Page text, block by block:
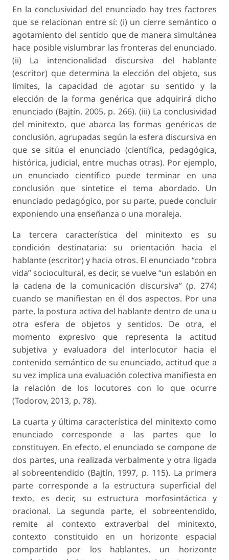
En la conclusividad del enunciado hay tres factores
que se relacionan entre sí: (i) un cierre semántico o
agotamiento del sentido que de manera simultánea
hace posible vislumbrar las fronteras del enunciado.
(ii) La intencionalidad discursiva del hablante
(escritor) que determina la elección del objeto, sus
límites, la capacidad de agotar su sentido y la
elección de la forma genérica que adquirirá dicho
enunciado (Bajtín, 2005, p. 266). (iii) La conclusividad
del minitexto, que abarca las formas genéricas de
conclusión, agrupadas según la esfera discursiva en
que se sitúa el enunciado (científica, pedagógica,
histórica, judicial, entre muchas otras). Por ejemplo,
un enunciado científico puede terminar en una
conclusión que sintetice el tema abordado. Un
enunciado pedagógico, por su parte, puede concluir
exponiendo una enseñanza o una moraleja.
La tercera característica del minitexto es su
condición destinataria: su orientación hacia el
hablante (escritor) y hacia otros. El enunciado “cobra
vida” sociocultural, es decir, se vuelve “un eslabón en
la cadena de la comunicación discursiva” (p. 274)
cuando se manifiestan en él dos aspectos. Por una
parte, la postura activa del hablante dentro de una u
otra esfera de objetos y sentidos. De otra, el
momento expresivo que representa la actitud
subjetiva y evaluadora del interlocutor hacia el
contenido semántico de su enunciado, actitud que a
su vez implica una evaluación colectiva manifiesta en
la relación de los locutores con lo que ocurre
(Todorov, 2013, p. 78).
La cuarta y última característica del minitexto como
enunciado corresponde a las partes que lo
constituyen. En efecto, el enunciado se compone de
dos partes, una realizada verbalmente y otra ligada
al sobreentendido (Bajtín, 1997, p. 115). La primera
parte corresponde a la estructura superficial del
texto, es decir, su estructura morfosintáctica y
oracional. La segunda parte, el sobreentendido,
remite al contexto extraverbal del minitexto,
contexto constituido en un horizonte espacial
compartido por los hablantes, un horizonte